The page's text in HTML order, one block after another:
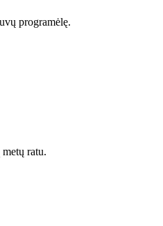
programėlę.
ratu.